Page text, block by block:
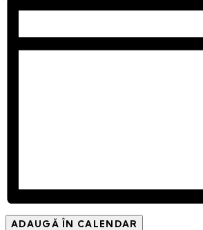
ADAUGĂ ÎN CALENDAR